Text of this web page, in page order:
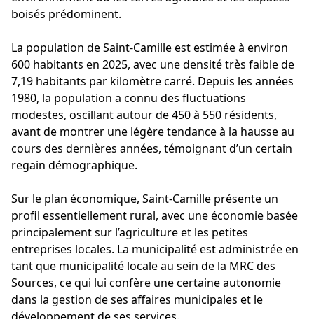
boisés prédominent.
La population de Saint-Camille est estimée à environ
600 habitants en 2025, avec une densité très faible de
7,19 habitants par kilomètre carré. Depuis les années
1980, la population a connu des fluctuations
modestes, oscillant autour de 450 à 550 résidents,
avant de montrer une légère tendance à la hausse au
cours des dernières années, témoignant d’un certain
regain démographique.
Sur le plan économique, Saint-Camille présente un
profil essentiellement rural, avec une économie basée
principalement sur l’agriculture et les petites
entreprises locales. La municipalité est administrée en
tant que municipalité locale au sein de la MRC des
Sources, ce qui lui confère une certaine autonomie
dans la gestion de ses affaires municipales et le